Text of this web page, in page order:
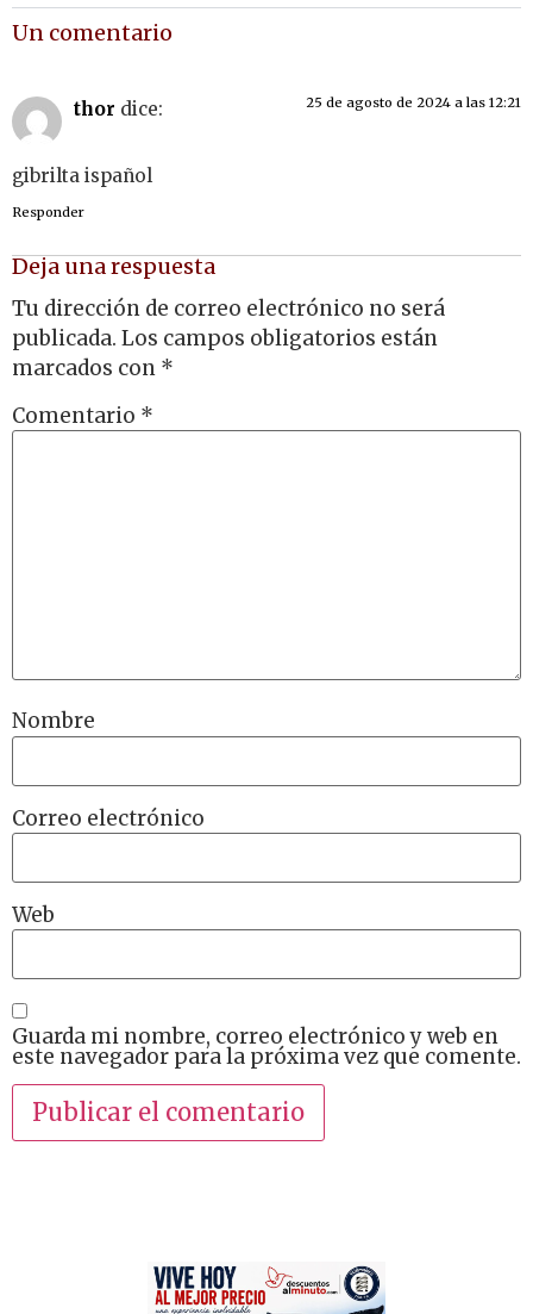
Un comentario
thor dice: 25 de agosto de 2024 a las 12:21
gibrilta ispañol
Responder
Deja una respuesta
Tu dirección de correo electrónico no será
publicada. Los campos obligatorios están
marcados con *
Comentario *
Nombre
Correo electrónico
Web
Guarda mi nombre, correo electrónico y web en
este navegador para la próxima vez que comente.